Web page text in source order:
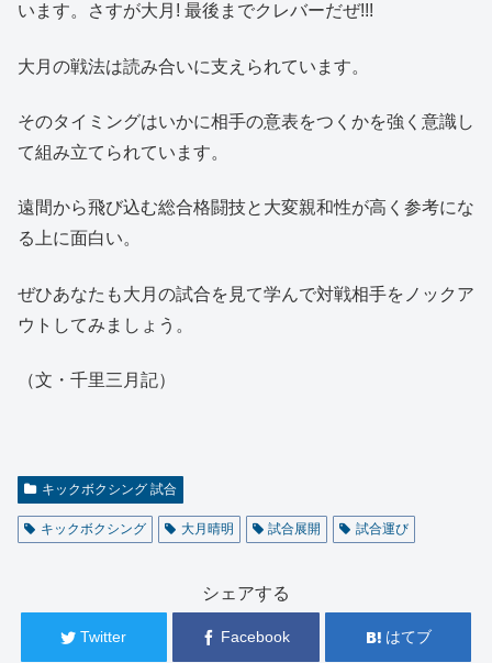
います。さすが大月! 最後までクレバーだぜ!!!
大月の戦法は読み合いに支えられています。
そのタイミングはいかに相手の意表をつくかを強く意識し
て組み立てられています。
遠間から飛び込む総合格闘技と大変親和性が高く参考にな
る上に面白い。
ぜひあなたも大月の試合を見て学んで対戦相手をノックア
ウトしてみましょう。
（文・千里三月記）
キックボクシング 試合
キックボクシング 大月晴明 試合展開 試合運び
シェアする
Twitter Facebook はてブ